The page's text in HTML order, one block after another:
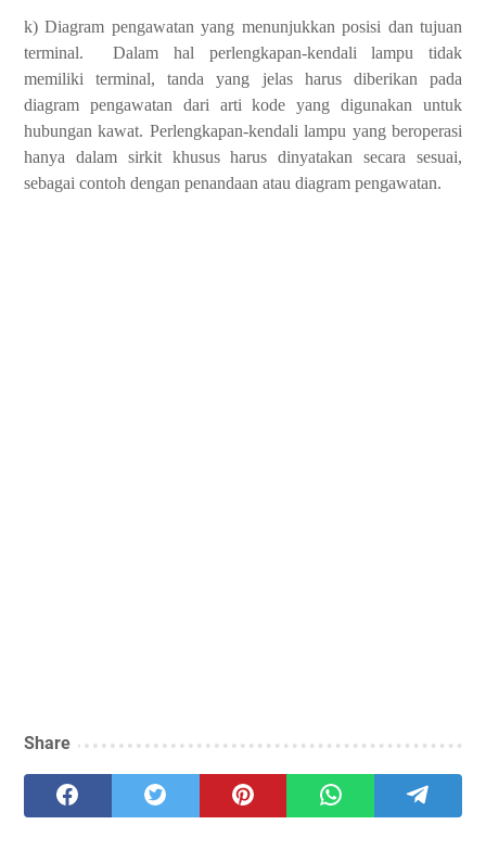
k) Diagram pengawatan yang menunjukkan posisi dan tujuan
terminal. Dalam hal perlengkapan-kendali lampu tidak
memiliki terminal, tanda yang jelas harus diberikan pada
diagram pengawatan dari arti kode yang digunakan untuk
hubungan kawat. Perlengkapan-kendali lampu yang beroperasi
hanya dalam sirkit khusus harus dinyatakan secara sesuai,
sebagai contoh dengan penandaan atau diagram pengawatan.
Share